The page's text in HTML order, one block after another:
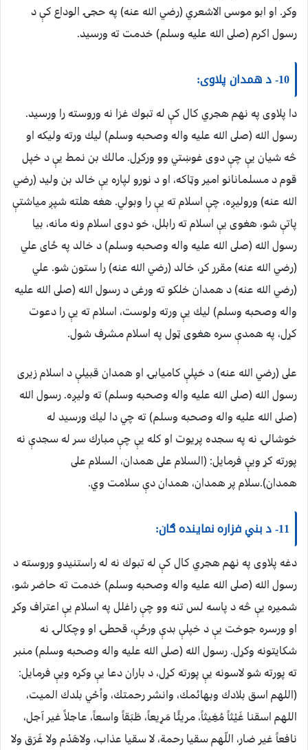
وکړ. او ابو موسى الاشعري (رضي الله عنه) په حجۍ الوداع کې د
رسول اکرم (صلى الله عليه وسلم) خدمت ته ورسيد.
10- د همدان پلاوى:
دا پلاوى په نهم هجري كال كې له تبوك غزا نه وروسته را ورسيد.
رسول الله (صلى الله عليه واله وصحبه وسلم) ليك ورته وليكه او
څه شيان يې چې دوى غوښتي وو وركړل. مالك بن نمط يې د خپل
قوم د مسلمانانو امير وټاكه، او د نورو لپاره يې خالد بن وليد (رضي
الله عنه) وروليږه، چې اسلام ته يې را وبولي. هغه هلته شپږ مياشتې
پاتې شو، هغوى يې اسلام ته رابلل، خو دوى اسلام ونه مانه، بيا
رسول الله (صلى الله عليه واله وصحبه وسلم) د خالد په ځاى علي
(رضي الله عنه) مقرر كړ، خالد (رضي الله عنه) را ستون شو. علي
(رضي الله عنه) د همدان خلكو ته ورغى د رسول الله (صلى الله عليه
واله وصحبه وسلم) ليك يې ورته ولوست، اسلام ته يې را دعوت
كړل، په همدې سره هغوى ټول په اسلام مشرف شول.
على (رضي الله عنه) د خپلې كاميابۍ او همدان قبيلې د اسلام زيرى
رسول الله (صلى الله عليه واله وصحبه وسلم) ته وليږه. رسول الله
(صلى الله عليه واله وصحبه وسلم) ته چي دا ليك ورسيد له
خوشالۍ نه په سجده پريوت او كله يې چې مبارك سر له سجدې نه
پورته كړ ويې فرمايل: ‏(‏السلام على همدان، السلام على
همدان‏)‏‏.‏سلام پر همدان، همدان دې سلامت وي.
11- د بني فزاره نماينده ګان:
دغه پلاوى په نهم هجري كال كې له تبوك نه له راستنيدو وروسته د
رسول الله (صلى الله عليه واله وصحبه وسلم) خدمت ته حاضر شو،
شميره يې څه د پاسه لس تنه وو چې راغلل په اسلام يې اعتراف وكړ
او ورسره جوخت يې د خپلې بدې ورځې، قحطۍ او وچكالۍ نه
شكايتونه وكړل. رسول الله (صلى الله عليه واله وصحبه وسلم) منبر
ته پورته شو لاسونه يې پورته كړل، د باران دعا يې وكړه ويې فرمايل:
‏(‏اللهم اسق بلادك وبهائمك، وانشر رحمتك، وأحْي بلدك الميت،
اللهم اسقنا غَيْثاً مُغِيثاً، مريئًا مَرِيعاً، طَبَقاً واسعاً، عاجلاً غير آجل،
نافعاً غير ضار، اللّهم سقيا رحمة، لا سقيا عذاب، ولاهَدْم ولا غَرَق ولا